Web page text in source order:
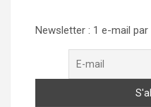
Newsletter : 1 e-mail par